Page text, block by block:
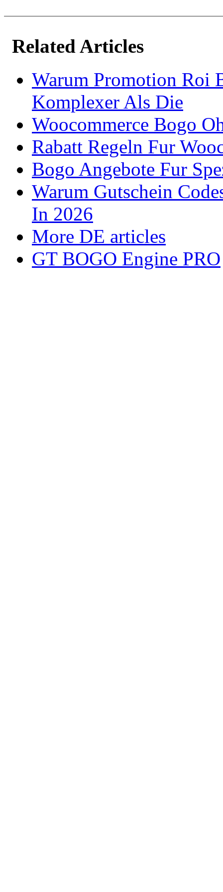
Related Articles
Warum Promotion Roi
Komplexer Als Die
Woocommerce Bogo
Rabatt Regeln Fur
Bogo Angebote Fur
Warum Gutschein
In 2026
More DE articles
GT BOGO Engine PRO